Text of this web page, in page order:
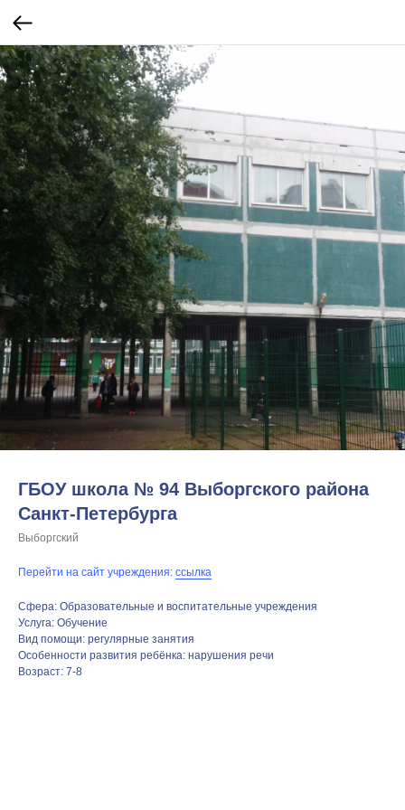
ГБОУ школа № 94 Выборгского района
Санкт-Петербурга
Выборгский
Перейти на сайт учреждения: ссылка
Сфера: Образовательные и воспитательные учреждения
Услуга: Обучение
Вид помощи: регулярные занятия
Особенности развития ребёнка: нарушения речи
Возраст: 7-8